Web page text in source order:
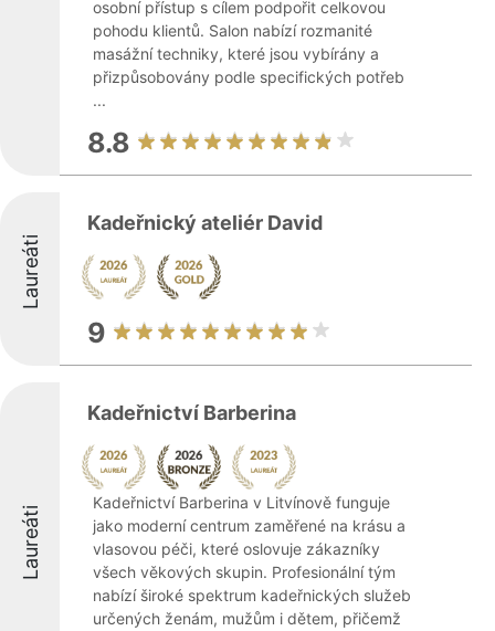
osobní přístup s cílem podpořit celkovou
pohodu klientů. Salon nabízí rozmanité
masážní techniky, které jsou vybírány a
přizpůsobovány podle specifických potřeb
...
8.8
Laureáti
Kadeřnický ateliér David
9
Laureáti
Kadeřnictví Barberina
Kadeřnictví Barberina v Litvínově funguje
jako moderní centrum zaměřené na krásu a
vlasovou péči, které oslovuje zákazníky
všech věkových skupin. Profesionální tým
nabízí široké spektrum kadeřnických služeb
určených ženám, mužům i dětem, přičemž